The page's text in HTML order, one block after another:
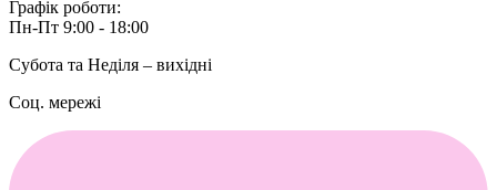
Графік роботи:
Пн-Пт 9:00 - 18:00
Субота та Неділя – вихідні
Соц. мережі